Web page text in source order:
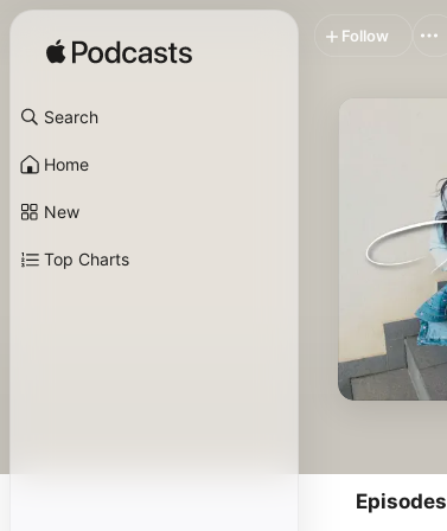
Search
Home
New
Top Charts
Follow
Episodes